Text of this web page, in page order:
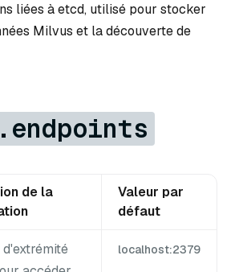
liées à etcd, utilisé pour stocker
Milvus et la découverte de
de la
Valeur par
défaut
d'extrémité
localhost:2379